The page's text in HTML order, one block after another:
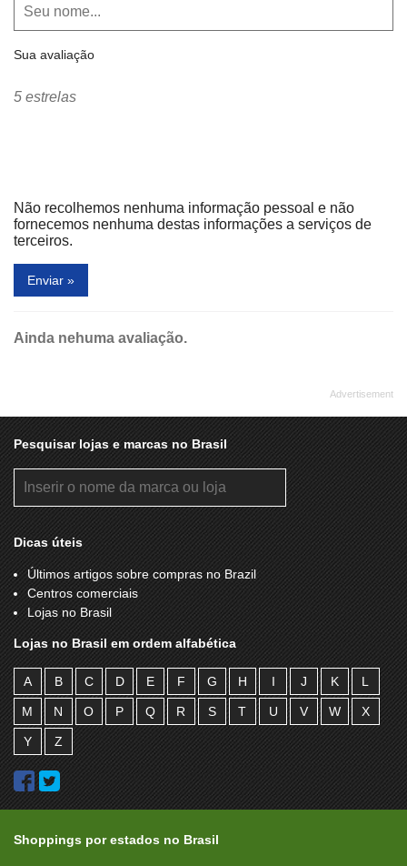
Sua avaliação
5 estrelas
Não recolhemos nenhuma informação pessoal e não
fornecemos nenhuma destas informações a serviços de
terceiros.
Enviar »
Ainda nehuma avaliação.
Pesquisar lojas e marcas no Brasil
Dicas úteis
Últimos artigos sobre compras no Brazil
Centros comerciais
Lojas no Brasil
Lojas no Brasil em ordem alfabética
A B C D E F G H I J K L
M N O P Q R S T U V W X
Y Z
Shoppings por estados no Brasil